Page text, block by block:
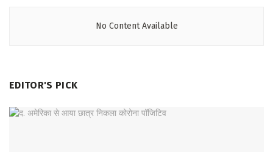
No Content Available
EDITOR'S PICK